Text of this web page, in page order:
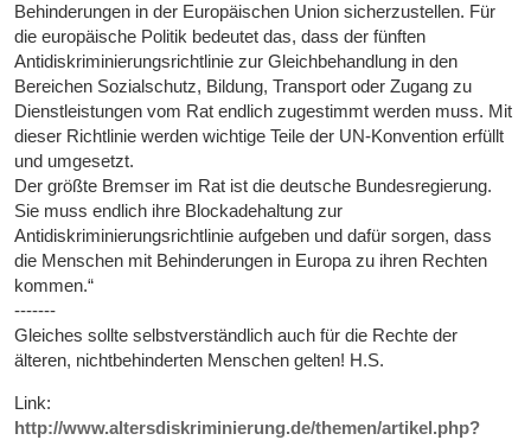
Behinderungen in der Europäischen Union sicherzustellen. Für
die europäische Politik bedeutet das, dass der fünften
Antidiskriminierungsrichtlinie zur Gleichbehandlung in den
Bereichen Sozialschutz, Bildung, Transport oder Zugang zu
Dienstleistungen vom Rat endlich zugestimmt werden muss. Mit
dieser Richtlinie werden wichtige Teile der UN-Konvention erfüllt
und umgesetzt.
Der größte Bremser im Rat ist die deutsche Bundesregierung.
Sie muss endlich ihre Blockadehaltung zur
Antidiskriminierungsrichtlinie aufgeben und dafür sorgen, dass
die Menschen mit Behinderungen in Europa zu ihren Rechten
kommen.“
-------
Gleiches sollte selbstverständlich auch für die Rechte der
älteren, nichtbehinderten Menschen gelten! H.S.
Link:
http://www.altersdiskriminierung.de/themen/artikel.php?